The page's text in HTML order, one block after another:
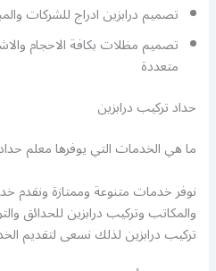
تصميم درابزين ادراج للشركات
تصميم مظلات بكافة الاحجام
متعددة
حداد تركيب درابزين
ما هي الخدمات التي يوفرها معلم
نوفر خدمات متنوعة وممتازة ونقدم
والمكاتب وتركيب درابزين للحدائق
تركيب درابزين لذلك نسعى لتقديم